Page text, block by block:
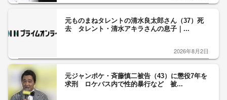
元ものまねタレントの清水良太郎さん（37）死
去 タレント・清水アキラさんの息子｜...
2026年8月2日
元ジャンポケ・斉藤慎二被告（43）に懲役7年を
求刑 ロケバス内で性的暴行など 被...